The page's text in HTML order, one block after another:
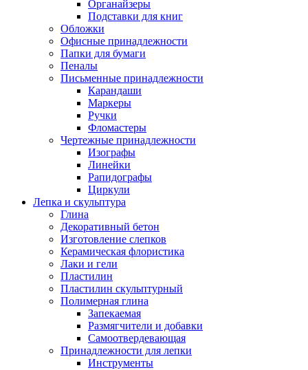
Органайзеры
Подставки для книг
Обложки
Офисные принадлежности
Папки для бумаги
Пеналы
Письменные принадлежности
Карандаши
Маркеры
Ручки
Фломастеры
Чертежные принадлежности
Изографы
Линейки
Рапидографы
Циркули
Лепка и скульптура
Глина
Декоративный бетон
Изготовление слепков
Керамическая флористика
Лаки и гели
Пластилин
Пластилин скульптурный
Полимерная глина
Запекаемая
Размягчители и добавки
Самоотвердевающая
Принадлежности для лепки
Инструменты